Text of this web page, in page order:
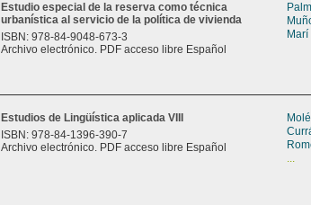
Estudio especial de la reserva como técnica
urbanística al servicio de la política de vivienda
ISBN: 978-84-9048-673-3
Archivo electrónico. PDF acceso libre Español
Estudios de Lingüística aplicada VIII
ISBN: 978-84-1396-390-7
Archivo electrónico. PDF acceso libre Español
...